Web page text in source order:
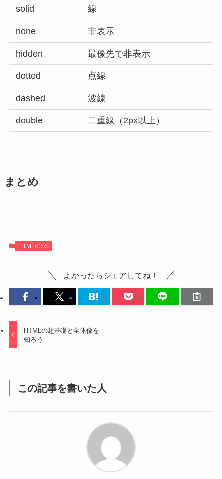
solid 線
none 非表示
hidden 最優先で非表示
dotted 点線
dashed 波線
double 二重線（2px以上）
まとめ
HTML/CSS
よかったらシェアしてね！
HTMLの超基礎と全体像を
知ろう
この記事を書いた人